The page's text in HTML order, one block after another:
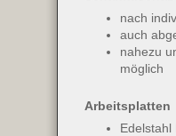
nach
auch
nahezu
möglich
Arbeitsplatten
Edelstahl